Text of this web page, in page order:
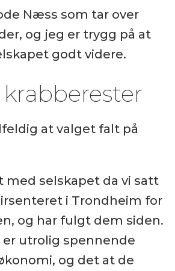
Næss som tar over
og jeg er trygg på at
godt videre.
at valget falt på
med selskapet da vi satt
i Trondheim for
og har fulgt dem siden.
er utrolig spennende
og det at de